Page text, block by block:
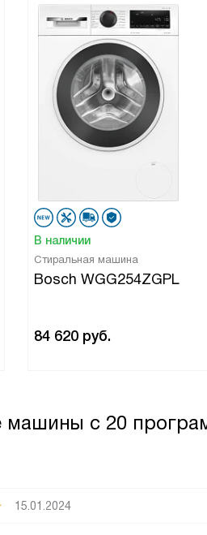
В наличии
Стиральная машина
Bosch WGG254ZGPL
84 620 руб.
машины с 20
15.01.2024